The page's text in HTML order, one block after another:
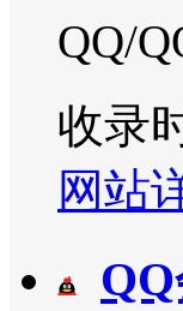
QQ/
收录
网站